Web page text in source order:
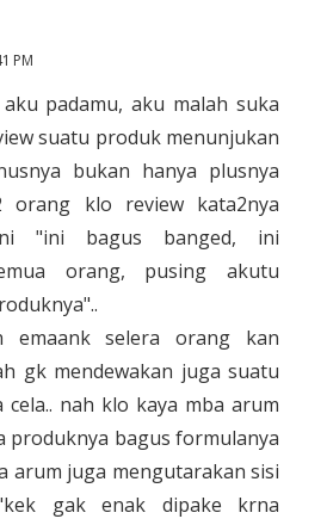
PM
padamu, aku malah suka
suatu produk menunjukan
bukan hanya plusnya
orang klo review kata2nya
"ini bagus banged, ini
orang, pusing akutu
emaank selera orang kan
gk mendewakan juga suatu
nah klo kaya mba arum
produknya bagus formulanya
arum juga mengutarakan sisi
gak enak dipake krna